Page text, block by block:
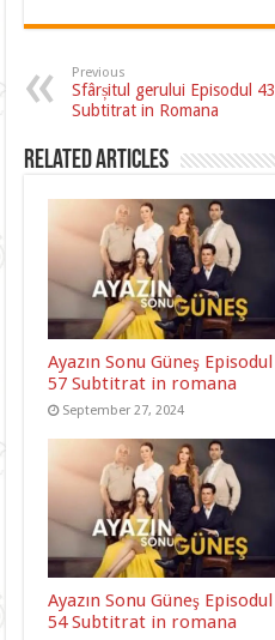
Previous
Sfârșitul gerului Episodul 43
Subtitrat in Romana
Related Articles
Ayazın Sonu Güneş Episodul
57 Subtitrat in romana
September 27, 2024
Ayazın Sonu Güneş Episodul
54 Subtitrat in romana